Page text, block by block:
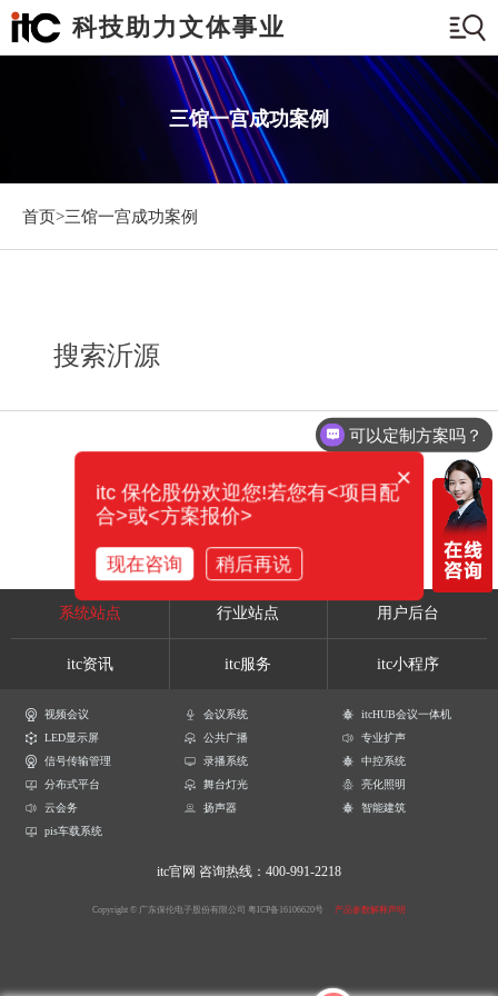
科技助力文体事业
三馆一宫成功案例
首页>三馆一宫成功案例
搜索沂源
系统站点 行业站点 用户后台
itc资讯 itc服务 itc小程序
视频会议 会议系统
itcHUB会议一体机
LED显示屏
公共广播
专业扩声
信号传输管理
录播系统
中控系统
分布式平台
舞台灯光
亮化照明
云会务
扬声器
智能建筑
pis车载系统
itc官网 咨询热线：400-991-2218
Copyright © 广东保伦电子股份有限公司 粤ICP备16106620号 产品参数解释声明
可以定制方案吗？
×
itc 保伦股份欢迎您!若您有<项目配
合>或<方案报价>
现在咨询 稍后再说